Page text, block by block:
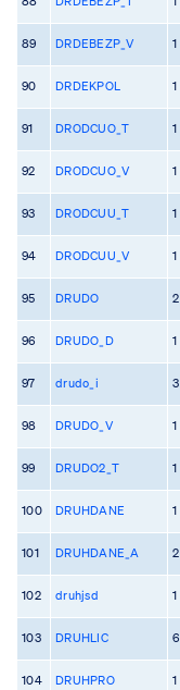
89 DRDEBEZP_V 1
90 DRDEKPOL 1
91 DRODCUO_T 1
92 DRODCUO_V 1
93 DRODCUU_T 1
94 DRODCUU_V 1
95 DRUDO 2
96 DRUDO_D 1
97 drudo_i 3
98 DRUDO_V 1
99 DRUDO2_T 1
100 DRUHDANE 1
101 DRUHDANE_A 2
102 druhjsd 1
103 DRUHLIC 6
104 DRUHPRO 1